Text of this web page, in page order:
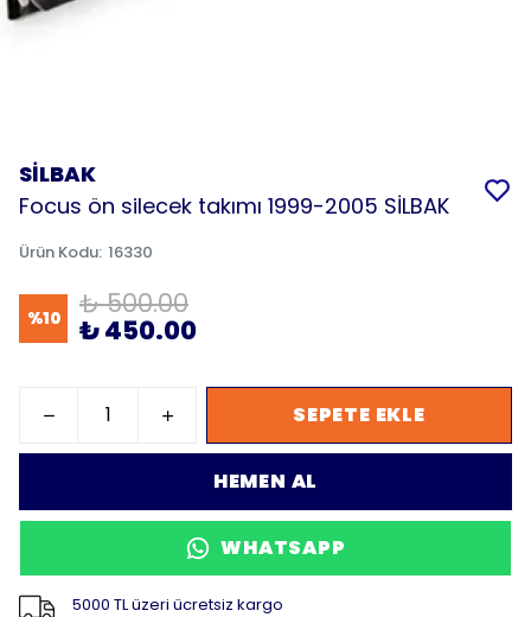
SİLBAK
Focus ön silecek takımı 1999-2005 SİLBAK
Ürün Kodu: 16330
%10 ₺ 500.00
₺ 450.00
SEPETE EKLE
HEMEN AL
WHATSAPP
5000 TL üzeri ücretsiz kargo